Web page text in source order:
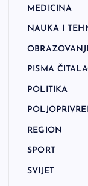
MEDICINA
NAUKA I
PISMA
POLITIKA
REGION
SPORT
SVIJET